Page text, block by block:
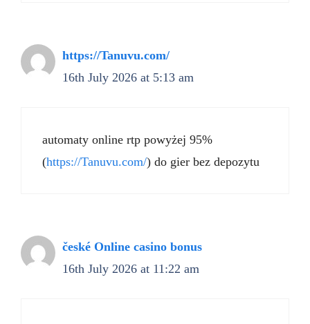
https://Tanuvu.com/
16th July 2026 at 5:13 am
automaty online rtp powyżej 95%
(https://Tanuvu.com/) do gier bez depozytu
české Online casino bonus
16th July 2026 at 11:22 am